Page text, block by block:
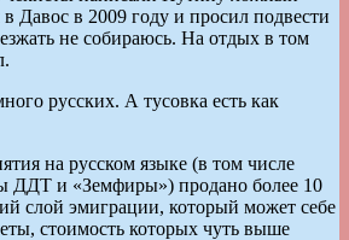
Давос в 2009 году и просил подвести
не собираюсь. На отдых в том
русских. А тусовка есть как
на русском языке (в том числе
ДДТ и «Земфиры») продано более 10
слой эмиграции, который может себе
стоимость которых чуть выше